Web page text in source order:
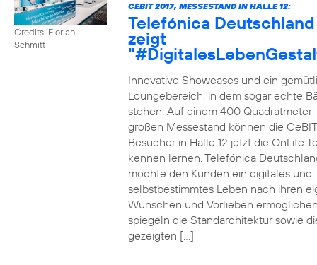
Credits: Florian
Schmitt
CEBIT 2017, MESSESTAND IN HALLE 12:
Telefónica Deutschland
zeigt
Innovative Showcases und ein
Loungebereich, in dem sogar echte
stehen: Auf einem 400 Quadratmeter
großen Messestand können die CeBIT
Besucher in Halle 12 jetzt die OnLife
kennen lernen. Telefónica
möchte den Kunden ein digitales und
selbstbestimmtes Leben nach ihren
Wünschen und Vorlieben
spiegeln die Standarchitektur sowie
gezeigten […]